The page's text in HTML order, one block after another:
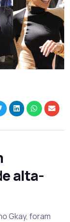
alta-
Gkay, foram